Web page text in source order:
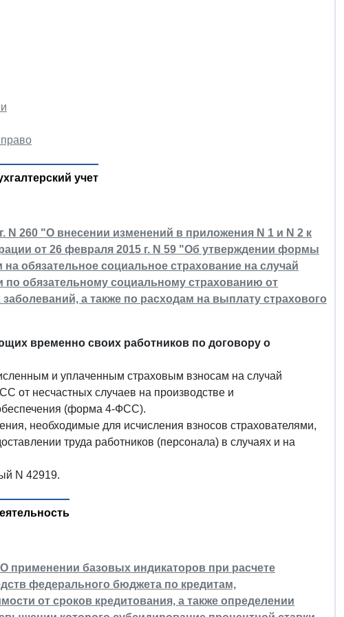
учет
260 "О внесении изменений в приложения N 1 и N 2 к
от 26 февраля 2015 г. N 59 "Об утверждении формы
обязательное социальное страхование на случай
обязательному социальному страхованию от
а также по расходам на выплату страхового
временно своих работников по договору о
и уплаченным страховым взносам на случай
от несчастных случаев на производстве и
(форма 4-ФСС).
необходимые для исчисления взносов страхователями,
труда работников (персонала) в случаях и на
N 42919.
применении базовых индикаторов при расчете
федерального бюджета по кредитам,
от сроков кредитования, а также определении